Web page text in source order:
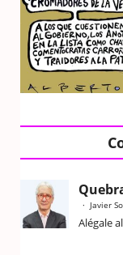
Javier
Alégale